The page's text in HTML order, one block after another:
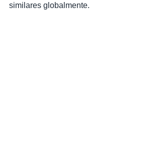
similares globalmente.